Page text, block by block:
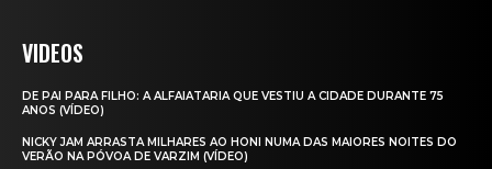
VIDEOS
DE PAI PARA FILHO: A ALFAIATARIA QUE VESTIU A CIDADE DURANTE 75
ANOS (VÍDEO)
NICKY JAM ARRASTA MILHARES AO HONI NUMA DAS MAIORES NOITES DO
VERÃO NA PÓVOA DE VARZIM (VÍDEO)